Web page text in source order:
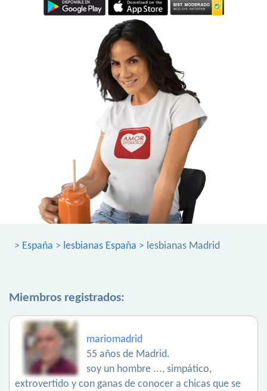
> España > lesbianas España > lesbianas Madrid
Miembros registrados:
mariomadrid
55 años de Madrid.
soy un hombre ..., simpático,
extrovertido y con ganas de conocer a chicas que se